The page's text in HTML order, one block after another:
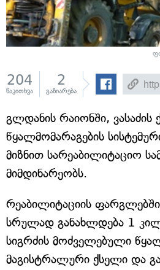
204
წაკითხვა
2
გაზიარება
გლდანის რაიონში, ვასაძის
წყალმომარაგების
მიზნით სარეაბილიტაციო
მიმდინარეობს.
რეაბილიტაციის
სრულად განახლდება 1
სიგრძის მოძველებული
მაგისტრალური ქსელი და